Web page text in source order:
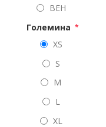
BEH
Големина *
XS
S
M
L
XL